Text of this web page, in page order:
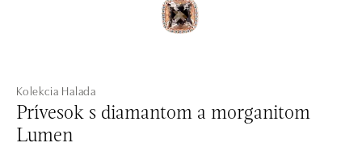
Kolekcia Halada
Prívesok s diamantom a morganitom
Lumen